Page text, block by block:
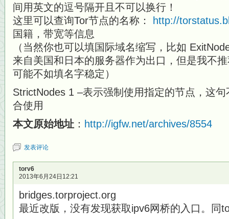
间用英文的逗号隔开且不可以换行！
这里可以查询Tor节点的名称：
http://
国籍，带宽等信息
（当然你也可以填国际域名缩写，比如
来自美国和日本的服务器作为出口，但是我不
可能不如填名字稳定）
StrictNodes 1 –表示强制使用指定的节点，这
合使用
本文原始地址 ： http://igfw.net/archives/8554
发表评论
torv6
2013年6月24日12:21
bridges.torproject.org
最近改版，没有发现获取ipv6网桥的入口。同